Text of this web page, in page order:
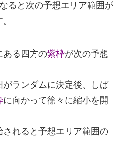
ると次の予想エリア範囲が
ある四方の紫枠が次の予想
ランダムに決定後、しば
に向かって徐々に縮小を開
されると予想エリア範囲の